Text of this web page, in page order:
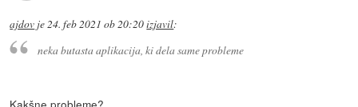
ajdov je24. feb 2021 ob 20:20izjavil:
neka butasta aplikacija, ki dela same probleme